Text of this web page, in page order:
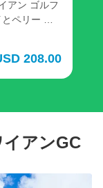
アン ゴルフ
ペリー ダ
最近ゴルフ
によって再
オラウ山脈
も素晴らし
お客様のグ
車中も他の
208.00
アンGC